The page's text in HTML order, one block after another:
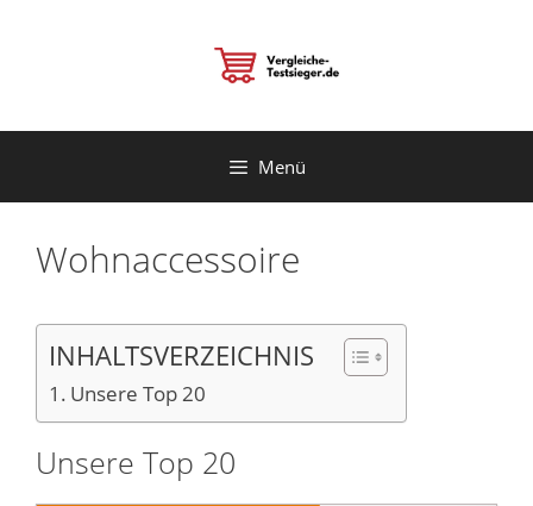
Menü
Wohnaccessoire
INHALTSVERZEICHNIS
Unsere Top 20
Unsere Top 20